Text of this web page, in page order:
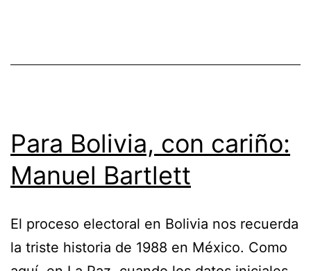
Para Bolivia, con cariño:
Manuel Bartlett
El proceso electoral en Bolivia nos recuerda
la triste historia de 1988 en México. Como